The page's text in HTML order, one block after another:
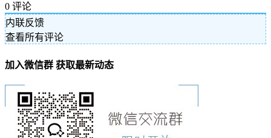
0 评论
内联反馈
查看所有评论
加入微信群 获取最新动态